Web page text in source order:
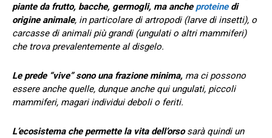
piante da frutto, bacche, germogli, ma anche proteinedi
origine animale, in particolare di artropodi (larve di insetti), o
carcasse di animali più grandi (ungulati o altri mammiferi)
che trova prevalentemente al disgelo.
Le prede “vive” sono una frazione minima, ma ci possono
essere anche quelle, dunque anche qui ungulati, piccoli
mammiferi, magari individui deboli o feriti.
L’ecosistema che permette la vita dell’orsosarà quindi un